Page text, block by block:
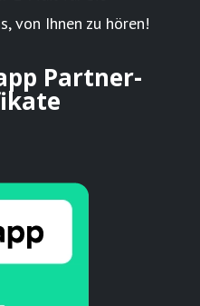
von Ihnen zu hören!
Partner-